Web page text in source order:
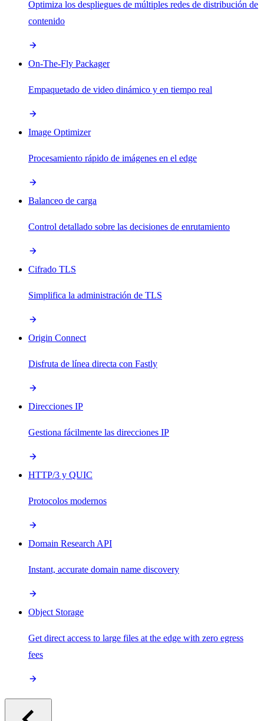
Optimiza los despliegues de múltiples redes de distribución de
contenido
On-The-Fly Packager
Empaquetado de video dinámico y en tiempo real
Image Optimizer
Procesamiento rápido de imágenes en el edge
Balanceo de carga
Control detallado sobre las decisiones de enrutamiento
Cifrado TLS
Simplifica la administración de TLS
Origin Connect
Disfruta de línea directa con Fastly
Direcciones IP
Gestiona fácilmente las direcciones IP
HTTP/3 y QUIC
Protocolos modernos
Domain Research API
Instant, accurate domain name discovery
Object Storage
Get direct access to large files at the edge with zero egress
fees